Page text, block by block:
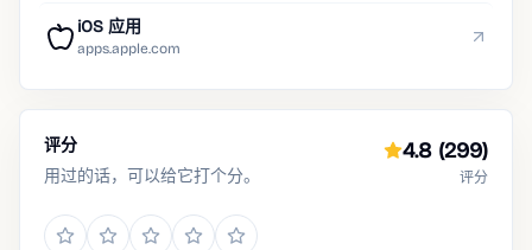
iOS 应用
apps.apple.com
评分
用过的话，可以给它打个分。
4.8 (299)
评分